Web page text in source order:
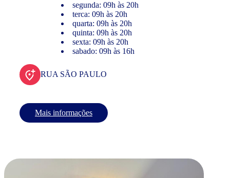
segunda: 09h às 20h
terca: 09h às 20h
quarta: 09h às 20h
quinta: 09h às 20h
sexta: 09h às 20h
sabado: 09h às 16h
RUA SÃO PAULO
Mais informações